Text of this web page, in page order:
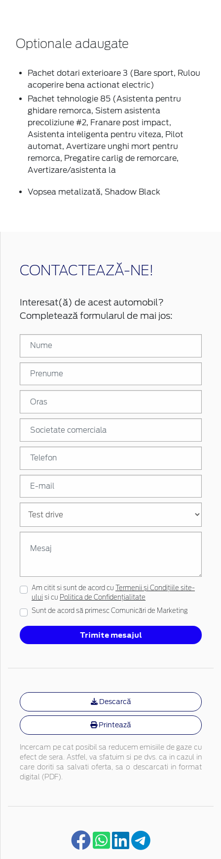
Optionale adaugate
Pachet dotari exterioare 3 (Bare sport, Rulou
acoperire bena actionat electric)
Pachet tehnologie 85 (Asistenta pentru
ghidare remorca, Sistem asistenta
precoliziune #2, Franare post impact,
Asistenta inteligenta pentru viteza, Pilot
automat, Avertizare unghi mort pentru
remorca, Pregatire carlig de remorcare,
Avertizare/asistenta la
Vopsea metalizată, Shadow Black
CONTACTEAZĂ-NE!
Interesat(ă) de acest automobil?
Completează formularul de mai jos:
Am citit si sunt de acord cu
Termenii și Condițiile site-
ului si cu Politica de Confidențialitate
Sunt de acord să primesc Comunicări de Marketing
Trimite mesajul
Descarcă
Printează
Incercam pe cat posibil sa reducem emisiile de gaze cu
efect de sera. Astfel, va sfatuim si pe dvs. ca in cazul in
care doriti sa salvati oferta, sa o descarcati in format
digital (PDF).